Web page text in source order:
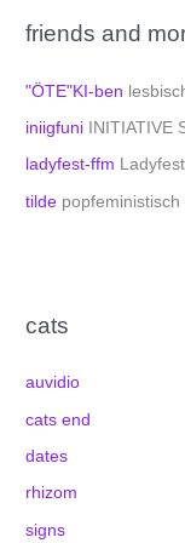
friends and
"ÖTE"KI-ben
iniigfuni INITIATIVE
ladyfest-ffm
tilde
cats
auvidio
cats end
dates
rhizom
signs